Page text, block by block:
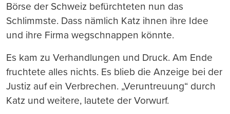
Börse der Schweiz befürchteten nun das
Schlimmste. Dass nämlich Katz ihnen ihre Idee
und ihre Firma wegschnappen könnte.
Es kam zu Verhandlungen und Druck. Am Ende
fruchtete alles nichts. Es blieb die Anzeige bei der
Justiz auf ein Verbrechen. „Veruntreuung“ durch
Katz und weitere, lautete der Vorwurf.